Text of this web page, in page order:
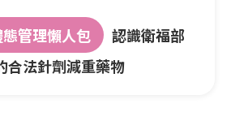
管理懶人包
認識衛福部
合法針劑減重藥物